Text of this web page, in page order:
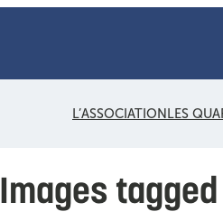
L’ASSOCIATIONLES
Images